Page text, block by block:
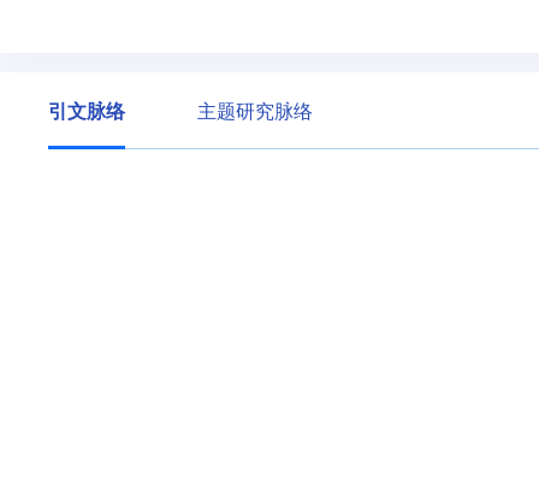
引文脉络 主题研究脉络